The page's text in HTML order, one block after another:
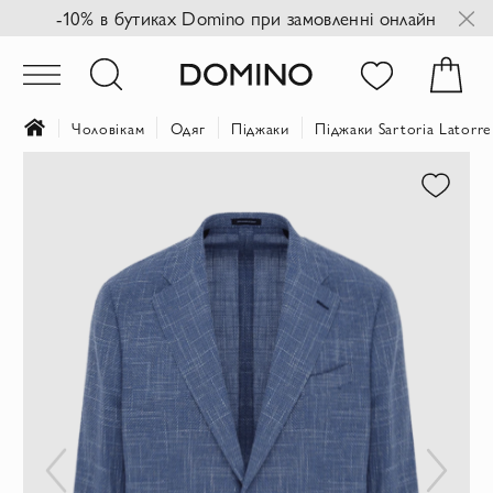
-10% в бутиках Domino при замовленні онлайн
Чоловікам Одяг Піджаки Піджаки Sartoria Latorre
зображень